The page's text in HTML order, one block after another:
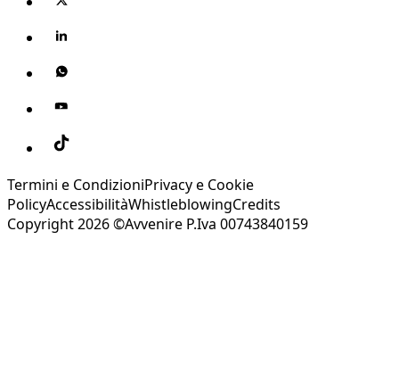
Termini e CondizioniPrivacy e Cookie
PolicyAccessibilitàWhistleblowingCredits
Copyright 2026 ©Avvenire P.Iva 00743840159